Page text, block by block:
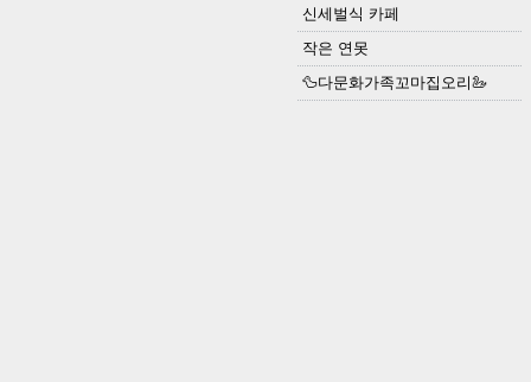
신세벌식 카페
작은 연못
🦆다문화가족꼬마집오리🦢